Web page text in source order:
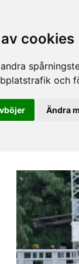
cookies
och
Ändra